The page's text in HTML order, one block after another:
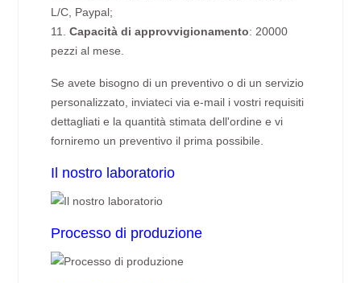
L/C, Paypal;
11.Capacità di approvvigionamento: 20000
pezzi al mese.
Se avete bisogno di un preventivo o di un servizio
personalizzato, inviateci via e-mail i vostri requisiti
dettagliati e la quantità stimata dell'ordine e vi
forniremo un preventivo il prima possibile.
Il nostro laboratorio
Processo di produzione